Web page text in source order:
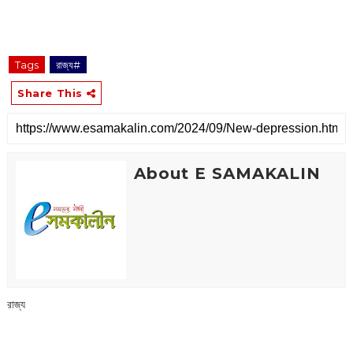
Tags রাজ্য#
Share This
About E SAMAKALIN
রাজ্য